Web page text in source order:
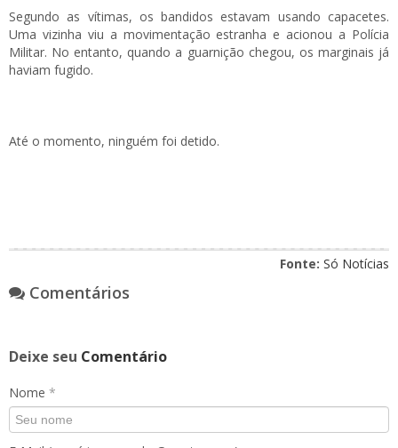
Segundo as vítimas, os bandidos estavam usando capacetes.
Uma vizinha viu a movimentação estranha e acionou a Polícia
Militar. No entanto, quando a guarnição chegou, os marginais já
haviam fugido.
Até o momento, ninguém foi detido.
Fonte: Só Notícias
Comentários
Deixe seu Comentário
Nome *